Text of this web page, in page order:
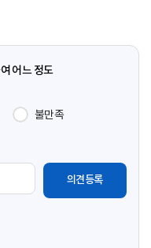
어느 정도
불만족